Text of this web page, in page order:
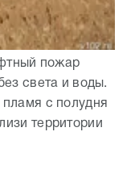
пожар
света и воды.
с полудня
территории